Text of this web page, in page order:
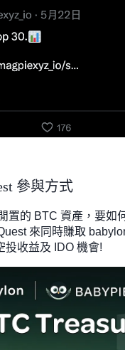
參與方式
置的 BTC 資產，要如
來同時賺取
投收益及 IDO 機會!